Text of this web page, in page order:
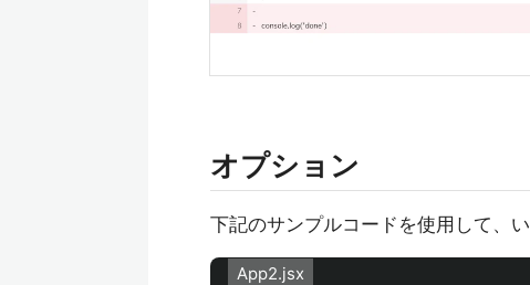
オプション
下記のサンプルコードを使用して、
App2.jsx